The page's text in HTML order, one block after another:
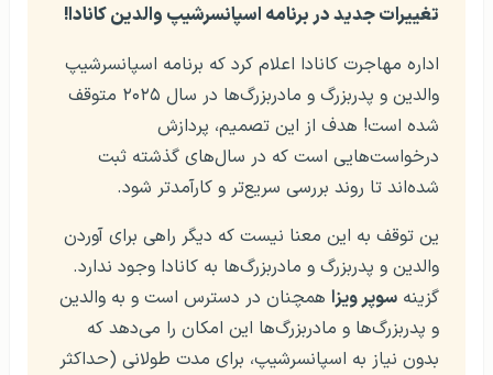
تغییرات جدید در برنامه اسپانسرشیپ والدین کانادا!
اداره مهاجرت کانادا اعلام کرد که برنامه اسپانسرشیپ
والدین و پدربزرگ‌ و مادربزرگ‌ها در سال ۲۰۲۵ متوقف
شده است! هدف از این تصمیم، پردازش
درخواست‌هایی است که در سال‌های گذشته ثبت
شده‌اند تا روند بررسی سریع‌تر و کارآمدتر شود.
ین توقف به این معنا نیست که دیگر راهی برای آوردن
والدین و پدربزرگ‌ و مادربزرگ‌ها به کانادا وجود ندارد.
گزینه سوپر ویزا همچنان در دسترس است و به والدین
و پدربزرگ‌ها و مادربزرگ‌ها این امکان را می‌دهد که
بدون نیاز به اسپانسرشیپ، برای مدت طولانی (حداکثر